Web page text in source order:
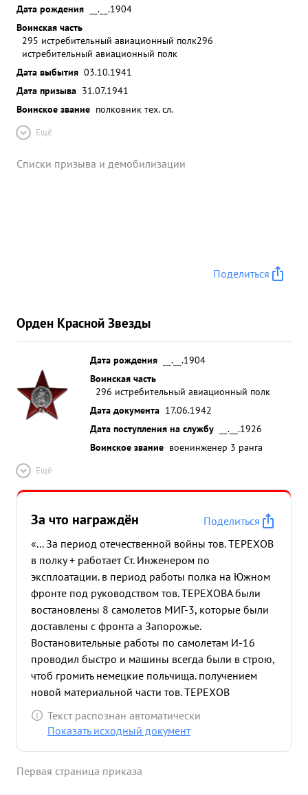
Дата рождения
__.__.1904
Воинская часть
295 истребительный авиационный полк296
истребительный авиационный полк
Дата выбытия 03.10.1941
Дата призыва 31.07.1941
Воинское звание полковник тех. сл.
Ещё
Списки призыва и демобилизации
Поделиться
Орден Красной Звезды
Дата рождения
__.__.1904
Воинская часть
296 истребительный авиационный полк
Дата документа 17.06.1942
Дата поступления на службу
__.__.1926
Воинское звание военинженер 3 ранга
Ещё
За что награждён
Поделиться
«... За период отечественной войны тов. ТЕРЕХОВ
в полку + работает Ст. Инженером по
эксплоатации. в период работы полка на Южном
фронте под руководством тов. ТЕРЕХОВА были
востановлены 8 самолетов МИГ-3, которые были
доставлены с фронта а Запорожье.
Востановительные работы по самолетам И-16
проводил быстро и машины всегда были в строю,
чтоб громить немецкие польчища. получением
новой материальной части тов. ТЕРЕХОВ
приложил все силы ктому, что бы научить весь
личный состав работе и эскплоатации. За период
вылетов при налете 2017 ч. 39 минут. За умелое
Текст распознан автоматически
Показать исходный документ
Первая страница приказа